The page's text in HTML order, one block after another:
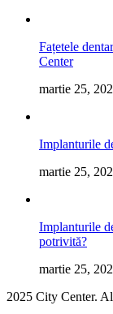
Fațetele
Center
martie 25,
Implanturile
martie 25,
Implanturile
potrivită?
martie 25,
2025 City Center.